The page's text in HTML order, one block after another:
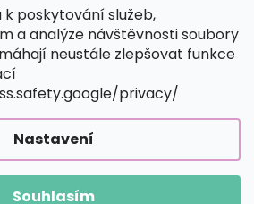
poskytování služeb,
a analýze návštěvnosti soubory
neustále zlepšovat funkce
privacy/
Nastavení
Souhlasím
Rakousko
DOPRAVY
. Všechna práva vyhrazena.